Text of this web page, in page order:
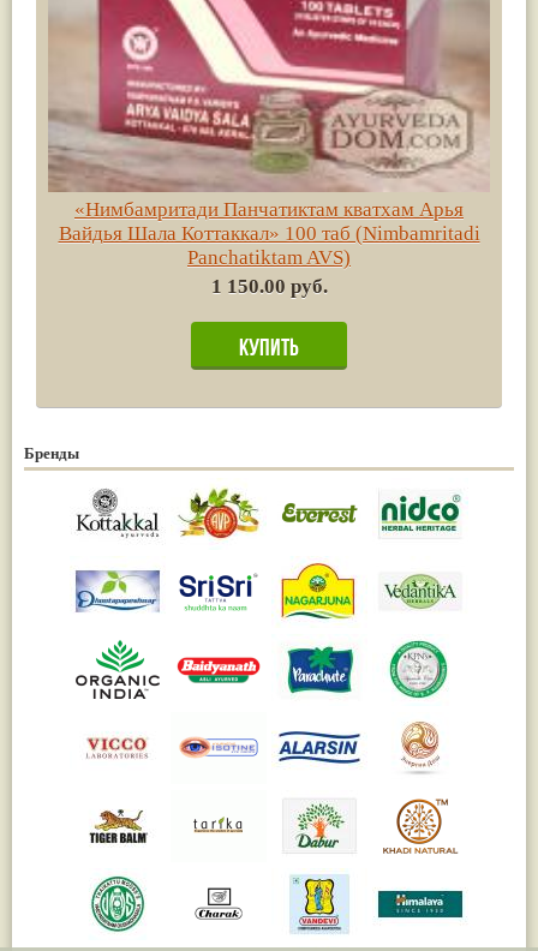
«Нимбамритади Панчатиктам кватхам Арья
Вайдья Шала Коттаккал» 100 таб (Nimbamritadi
Panchatiktam AVS)
1 150.00 руб.
Бренды